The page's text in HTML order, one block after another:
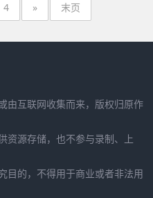
4 » 末页
由互联网收集而来，版权归原作
资源存储，也不参与录制、上
目的，不得用于商业或者非法用